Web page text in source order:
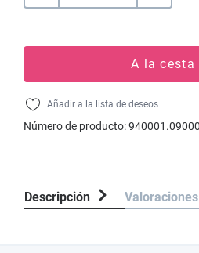
A la cesta
Añadir a la lista de deseos
Número de producto:
Descripción Valoraciones